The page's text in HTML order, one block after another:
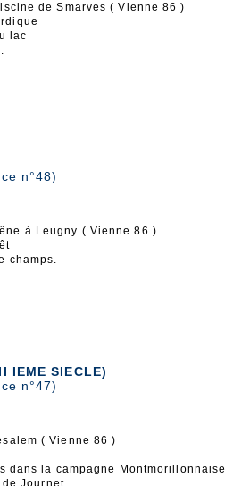
de Smarves ( Vienne 86 )
lac
n°48)
à Leugny ( Vienne 86 )
champs.
IEME SIECLE)
n°47)
( Vienne 86 )
dans la campagne Montmorillonnaise
Journet,